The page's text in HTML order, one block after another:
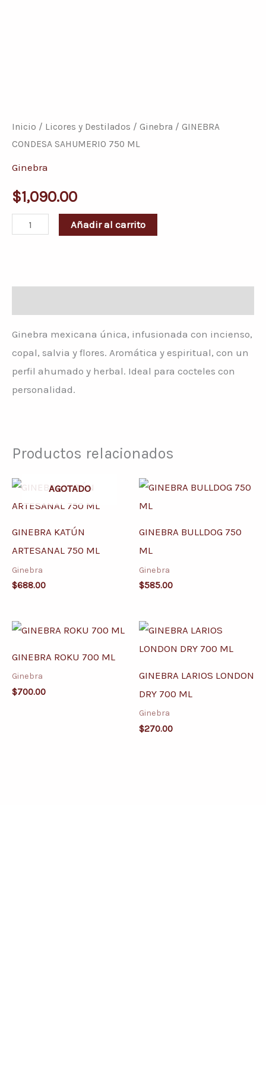
Inicio / Licores y Destilados / Ginebra / GINEBRA
CONDESA SAHUMERIO 750 ML
Ginebra
$1,090.00
SAHUMERIO
750
ML
Añadir al carrito
Ginebra mexicana única, infusionada con incienso,
copal, salvia y flores. Aromática y espiritual, con un
perfil ahumado y herbal. Ideal para cocteles con
personalidad.
Productos relacionados
AGOTADO
GINEBRA KATÚN
ARTESANAL 750 ML
Ginebra
$688.00
GINEBRA BULLDOG 750
ML
Ginebra
$585.00
GINEBRA ROKU 700 ML
Ginebra
$700.00
GINEBRA LARIOS LONDON
DRY 700 ML
Ginebra
$270.00